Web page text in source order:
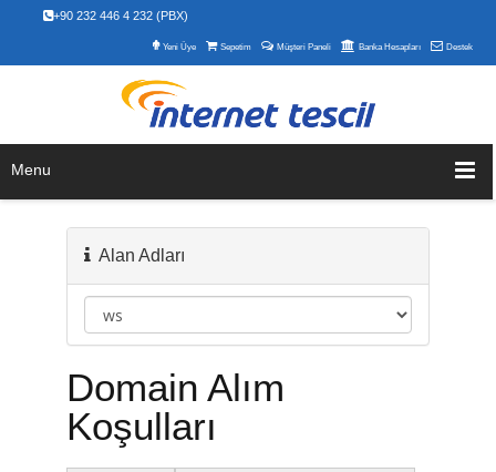
+90 232 446 4 232 (PBX)
Yeni Üye Sepetim Müşteri Paneli Banka Hesapları Destek
Menu
Alan Adları
Domain Alım
Koşulları